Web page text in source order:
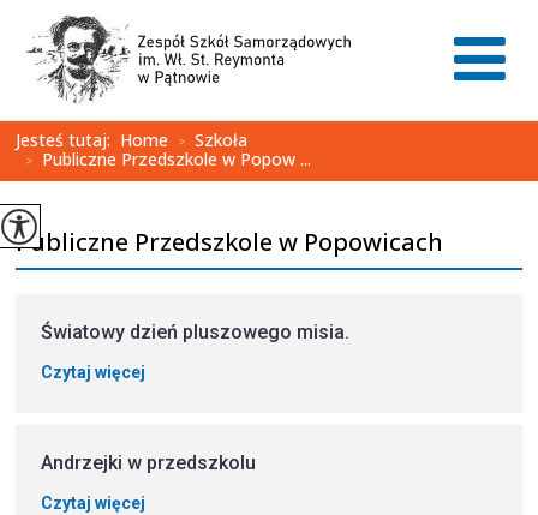
Jesteś tutaj: Home > Szkoła
> Publiczne Przedszkole w Popow ...
Publiczne Przedszkole w Popowicach
Światowy dzień pluszowego misia.
Czytaj więcej
Andrzejki w przedszkolu
Czytaj więcej